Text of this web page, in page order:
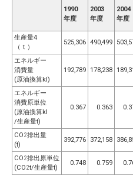
1990
年度
2003
年度
2004
年度
生産量4
（ｔ）
525,306 490,499
エネルギー
消費量
(原油換算kl)
192,789 178,238
エネルギー
消費原単位
(原油換算kl
/生産量t)
0.367 0.363
CO2排出量
(t)
392,776 372,158
CO2排出原単位
(CO2t/生産量t)
0.748 0.759